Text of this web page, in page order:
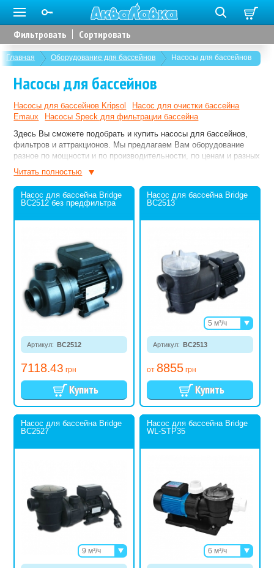
Главная Оборудование для бассейнов Насосы для бассейнов
Насосы для бассейнов
Фильтровать Сортировать
Насосы для бассейнов Kripsol
Насос для очистки бассейна
Emaux
Насосы Speck для фильтрации бассейна
Здесь Вы сможете подобрать и купить насосы для бассейнов,
фильтров и аттракционов. Мы предлагаем Вам оборудование
разное по мощности и по производительности, по ценам и разных
брендов. На все позиции поддерживается гарантия. Если Вам
понадобится квалифицированная консультация, всегда будем
рады ответить на Ваши вопросы.
Читать полностью
Насос для бассейна Bridge
BC2512 без предфильтра
Артикул: BC2512
7118.43 грн
Насос для бассейна Bridge
BC2513
Артикул: BC2513
от 8855 грн
5 м³/ч
Насос для бассейна Bridge
BC2527
9 м³/ч
20 м³/ч
Насос для бассейна Bridge
WL-STP35
6 м³/ч
9,5 м³/ч